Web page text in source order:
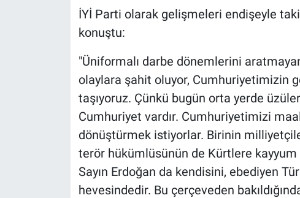
İYİ Parti olarak gelişmeleri endişeyle
konuştu:
"Üniformalı darbe dönemlerini
olaylara şahit oluyor, Cumhuriyetimizin
taşıyoruz. Çünkü bugün orta yerde
Cumhuriyet vardır. Cumhuriyetimizi
dönüştürmek istiyorlar. Birinin
terör hükümlüsünün de Kürtlere kayyum
Sayın Erdoğan da kendisini, ebediyen
hevesindedir. Bu çerçeveden